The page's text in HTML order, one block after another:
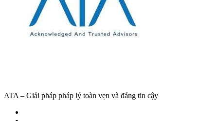
ATA – Giải pháp pháp lý toàn vẹn và đáng tin cậy